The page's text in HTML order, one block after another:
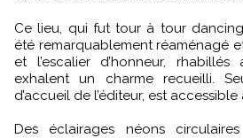
Ce lieu, qui fut tour à tour
été remarquablement réaménagé
et l’escalier d’honneur,
exhalent un charme recueilli.
d’accueil de l’éditeur, est
Des éclairages néons